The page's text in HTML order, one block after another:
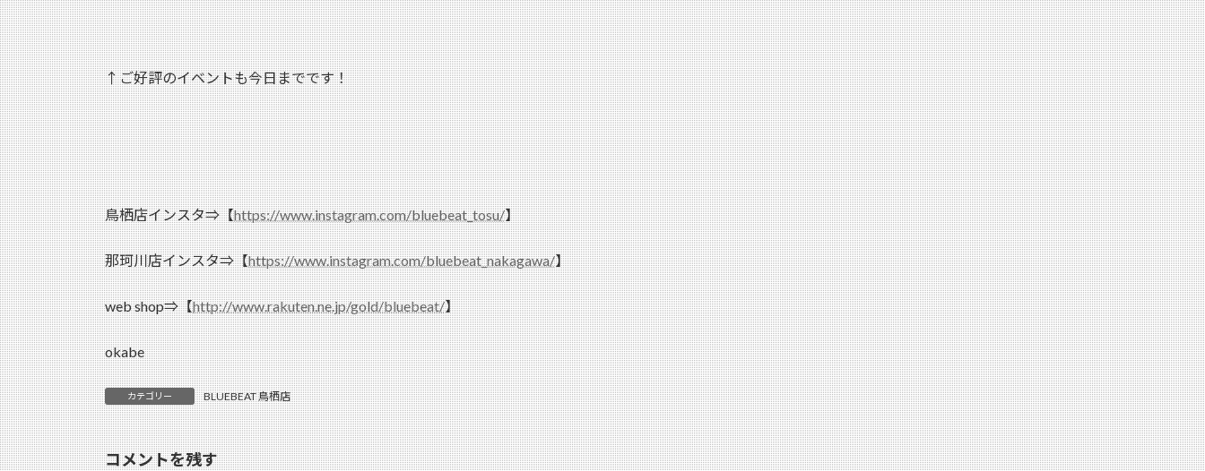
↑ご好評のイベントも今日までです！
鳥栖店インスタ⇒【https://www.instagram.com/bluebeat_tosu/】
那珂川店インスタ⇒【https://www.instagram.com/bluebeat_nakagawa/】
web shop⇒【http://www.rakuten.ne.jp/gold/bluebeat/】
okabe
カテゴリー BLUEBEAT 鳥栖店
コメントを残す